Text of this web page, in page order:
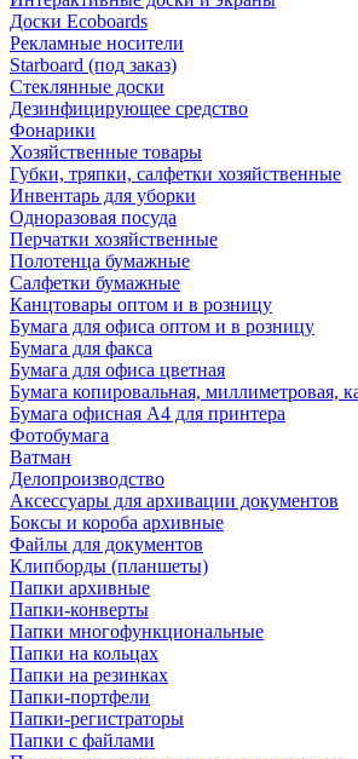
Доски Ecoboards
Рекламные носители
Starboard (под заказ)
Стеклянные доски
Дезинфицирующее средство
Фонарики
Хозяйственные товары
Губки, тряпки, салфетки хозяйственные
Инвентарь для уборки
Одноразовая посуда
Перчатки хозяйственные
Полотенца бумажные
Салфетки бумажные
Канцтовары оптом и в розницу
Бумага для офиса оптом и в розницу
Бумага для факса
Бумага для офиса цветная
Бумага копировальная, миллиметровая,
Бумага офисная А4 для принтера
Фотобумага
Ватман
Делопроизводство
Аксессуары для архивации документов
Боксы и короба архивные
Файлы для документов
Клипборды (планшеты)
Папки архивные
Папки-конверты
Папки многофункциональные
Папки на кольцах
Папки на резинках
Папки-портфели
Папки-регистраторы
Папки с файлами